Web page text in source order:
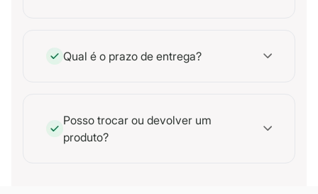
Qual é o prazo de entrega?
Posso trocar ou devolver um
produto?